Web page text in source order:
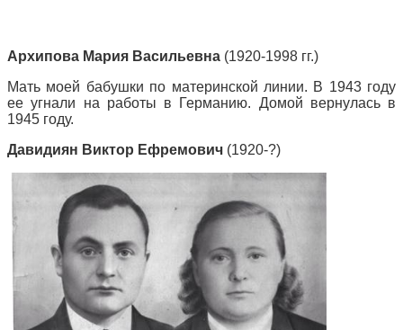
Архипова Мария Васильевна (1920-1998 гг.)
Мать моей бабушки по материнской линии. В 1943 году
ее угнали на работы в Германию. Домой вернулась в
1945 году.
Давидиян Виктор Ефремович (1920-?)